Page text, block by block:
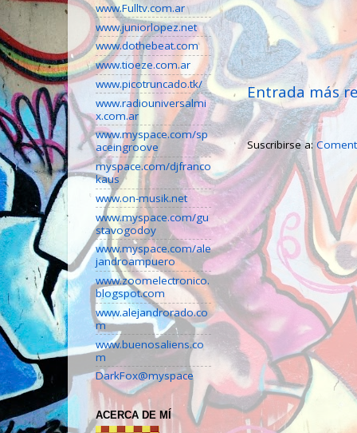
Entrada más
Suscribirse a:
www.Fulltv.com.ar
www.juniorlopez.net
www.dothebeat.com
www.tioeze.com.ar
www.picotruncado.tk/
www.radiouniversalmi
x.com.ar
www.myspace.com/sp
aceingroove
myspace.com/djfranco
kaus
www.on-musik.net
www.myspace.com/gu
stavogodoy
www.myspace.com/ale
jandroampuero
www.zoomelectronico.
blogspot.com
www.alejandrorado.co
m
www.buenosaliens.co
m
DarkFox@myspace
ACERCA DE MÍ